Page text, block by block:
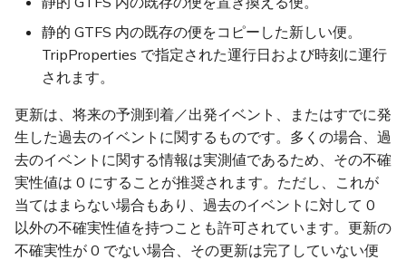
静的 GTFS 内の既存の便をコピーした新しい便。
TripProperties で指定された運行日および時刻に運行
されます。
更新は、将来の予測到着／出発イベント、またはすでに発
生した過去のイベントに関するものです。多くの場合、過
去のイベントに関する情報は実測値であるため、その不確
実性値は 0 にすることが推奨されます。ただし、これが
当てはまらない場合もあり、過去のイベントに対して 0
以外の不確実性値を持つことも許可されています。更新の
不確実性が 0 でない場合、その更新は完了していない便